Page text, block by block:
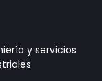
y servicios